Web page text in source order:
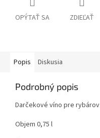
OPÝTAŤ SA ZDIEĽAŤ
Popis Diskusia
Podrobný popis
Darčekové víno pre rybárov
Objem 0,75 l